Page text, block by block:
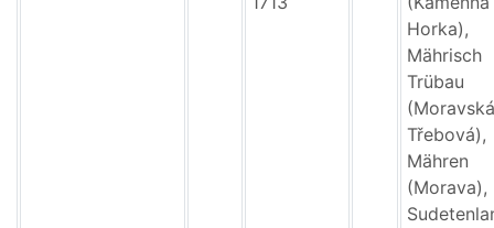
Horka),
Mährisch
Trübau
(Moravská
Třebová),
Mähren
(Morava),